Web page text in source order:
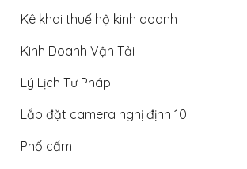
Kê khai thuế hộ kinh doanh
Kinh Doanh Vận Tải
Lý Lịch Tư Pháp
Lắp đặt camera nghị định 10
Phố cấm